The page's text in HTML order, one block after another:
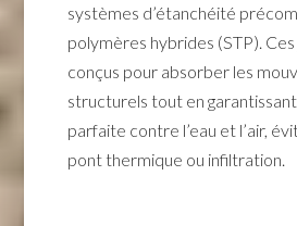
systèmes d’étanchéité
polymères hybrides (STP).
conçus pour absorber les
structurels tout en
parfaite contre l’eau et l’air,
pont thermique ou infiltration.